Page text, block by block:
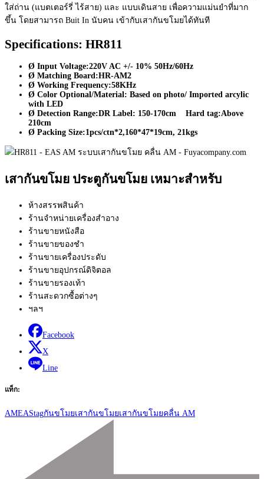
ใส่ถ่าน (แบตเตอร์รี่ ไร้สาย) และ แบบเดินสาย เพื่อความแม่นยำที่มาก
ขึ้น โดยสามารถ Buit In นับคน เข้ากับเสากันขโมยได้ทันที
Specifications: HR811
Ø Input Voltage:220V AC +/- 10% 50Hz/60Hz
Ø Matching Board:HR-AM2
Ø Working Frequency:58KHz
Ø Color Optional/Material: Based on photo/ Imported arcylic
with LED
Ø Detection Range:DR Label: 150-170cm Hard tag:Above
210cm
Ø Packing Size:1pcs/ctn*2,160*47*19cm, 21kgs
เสากันขโมย ประตูกันขโมย เหมาะสำหรับ
ห้างสรรพสินค้า
ร้านจำหน่ายเครื่องสำอาง
ร้านขายหนังสือ
ร้านขายของชำ
ร้านขายเครื่องประดับ
ร้านขายอุปกรณ์ดิจิตอล
ร้านขายรองเท้า
ร้านสะดวกซื้อต่างๆ
ฯลฯ
Facebook
X
Line
แท็ก:
AMEAStagกันขโมยเสากันขโมยเสากันขโมยคลื่น AM